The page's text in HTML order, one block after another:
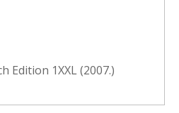
Edition 1XXL (2007.)